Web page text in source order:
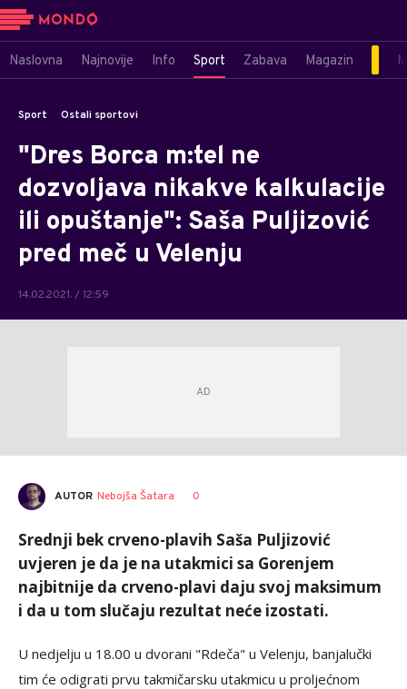
Naslovna Najnovije Info Sport Zabava Magazin
Sport Ostali sportovi
"Dres Borca m:tel ne
dozvoljava nikakve kalkulacije
ili opuštanje": Saša Puljizović
pred meč u Velenju
14.02.2021. / 12:59
AUTOR Nebojša Šatara 0
Srednji bek crveno-plavih Saša Puljizović
uvjeren je da je na utakmici sa Gorenjem
najbitnije da crveno-plavi daju svoj maksimum
i da u tom slučaju rezultat neće izostati.
U nedjelju u 18.00 u dvorani "Rdeča" u Velenju, banjalučki
tim će odigrati prvu takmičarsku utakmicu u proljećnom